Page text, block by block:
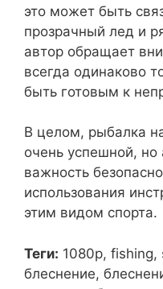
это может быть
прозрачный лед и
автор обращает
всегда одинаково
быть готовым к
В целом, рыбалка
очень успешной, но
важность
использования
этим видом спорта.
Теги: 1080p, fishing,
блеснение,